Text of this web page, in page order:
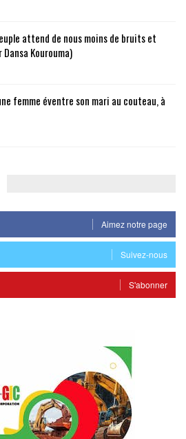
attend de nous moins de bruits et
Kourouma)
femme éventre son mari au couteau, à
Aimez notre page
Suivez-nous
S'abonner